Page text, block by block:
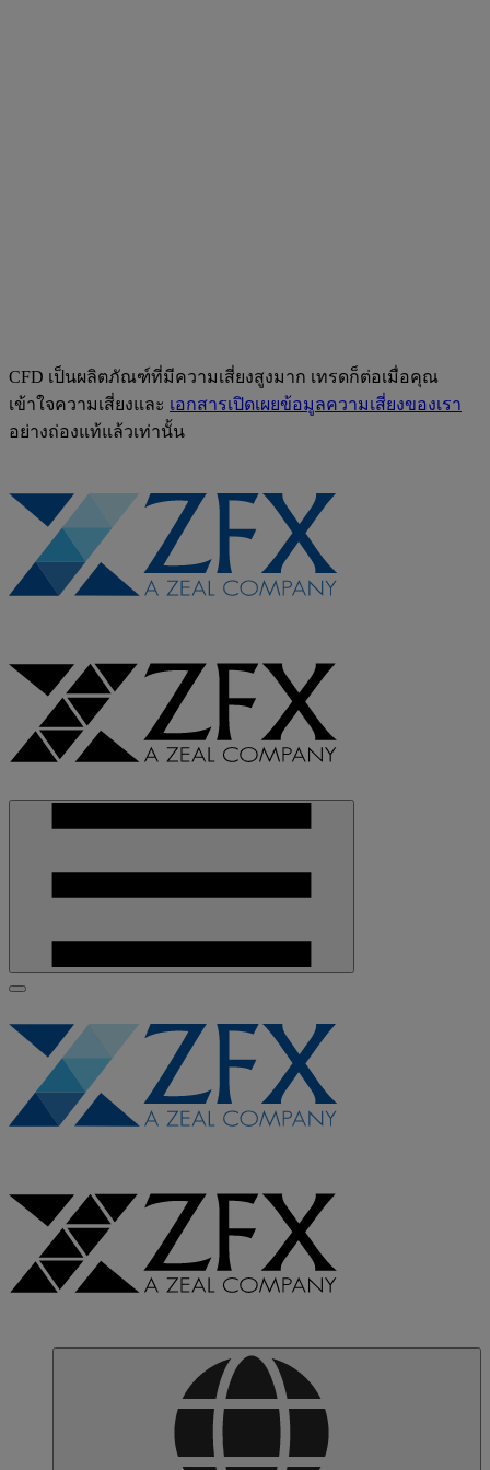
CFD เป็นผลิตภัณฑ์ที่มีความเสี่ยงสูงมาก เทรดก็ต่อเมื่อคุณ
เข้าใจความเสี่ยงและ เอกสารเปิดเผยข้อมูลความเสี่ยงของเรา
อย่างถ่องแท้แล้วเท่านั้น